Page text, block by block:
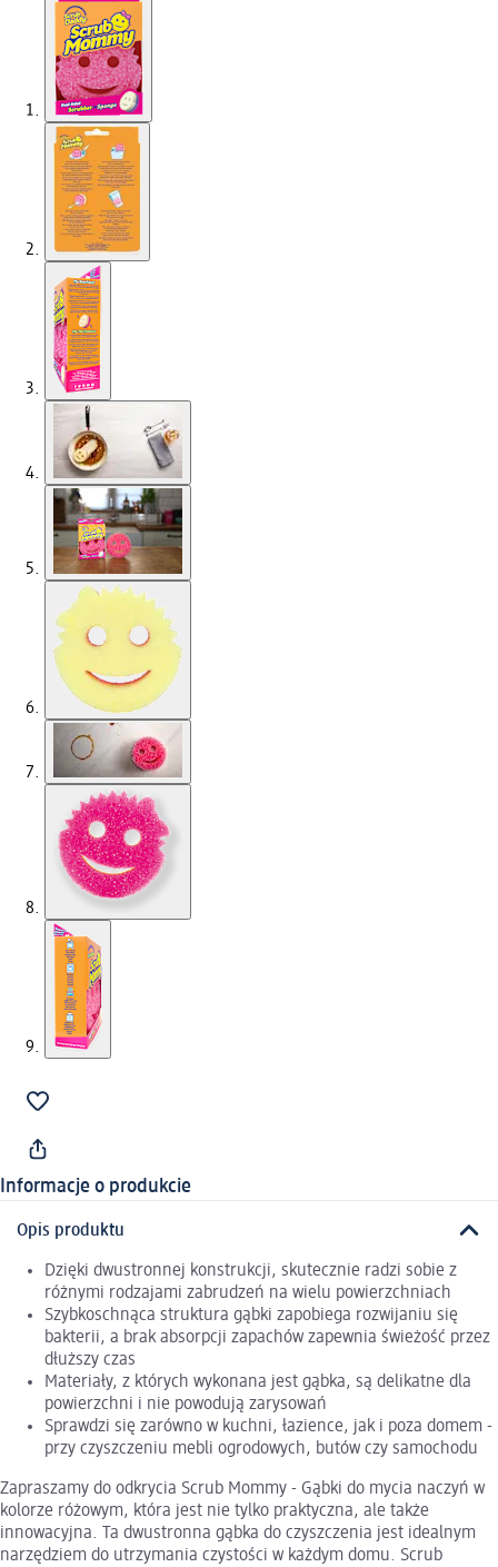
Informacje o produkcie
Opis produktu
Dzięki dwustronnej konstrukcji, skutecznie radzi sobie z
różnymi rodzajami zabrudzeń na wielu powierzchniach
Szybkoschnąca struktura gąbki zapobiega rozwijaniu się
bakterii, a brak absorpcji zapachów zapewnia świeżość przez
dłuższy czas
Materiały, z których wykonana jest gąbka, są delikatne dla
powierzchni i nie powodują zarysowań
Sprawdzi się zarówno w kuchni, łazience, jak i poza domem -
przy czyszczeniu mebli ogrodowych, butów czy samochodu
Zapraszamy do odkrycia Scrub Mommy - Gąbki do mycia naczyń w
kolorze różowym, która jest nie tylko praktyczna, ale także
innowacyjna. Ta dwustronna gąbka do czyszczenia jest idealnym
narzędziem do utrzymania czystości w każdym domu. Scrub